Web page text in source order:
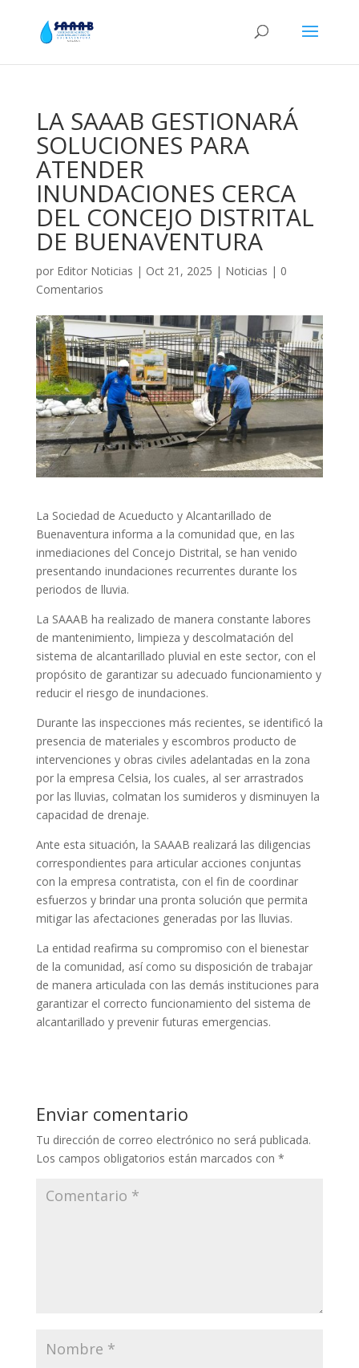
LA SAAAB GESTIONARÁ
SOLUCIONES PARA
ATENDER
INUNDACIONES CERCA
DEL CONCEJO DISTRITAL
DE BUENAVENTURA
por Editor Noticias | Oct 21, 2025 | Noticias | 0
Comentarios
La Sociedad de Acueducto y Alcantarillado de
Buenaventura informa a la comunidad que, en las
inmediaciones del Concejo Distrital, se han venido
presentando inundaciones recurrentes durante los
periodos de lluvia.
La SAAAB ha realizado de manera constante labores
de mantenimiento, limpieza y descolmatación del
sistema de alcantarillado pluvial en este sector, con el
propósito de garantizar su adecuado funcionamiento y
reducir el riesgo de inundaciones.
Durante las inspecciones más recientes, se identificó la
presencia de materiales y escombros producto de
intervenciones y obras civiles adelantadas en la zona
por la empresa Celsia, los cuales, al ser arrastrados
por las lluvias, colmatan los sumideros y disminuyen la
capacidad de drenaje.
Ante esta situación, la SAAAB realizará las diligencias
correspondientes para articular acciones conjuntas
con la empresa contratista, con el fin de coordinar
esfuerzos y brindar una pronta solución que permita
mitigar las afectaciones generadas por las lluvias.
La entidad reafirma su compromiso con el bienestar
de la comunidad, así como su disposición de trabajar
de manera articulada con las demás instituciones para
garantizar el correcto funcionamiento del sistema de
alcantarillado y prevenir futuras emergencias.
Enviar comentario
Tu dirección de correo electrónico no será publicada.
Los campos obligatorios están marcados con *